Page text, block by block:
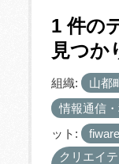
1 件の
見つか
組織: 山都
情報通信
ット:
クリエイ